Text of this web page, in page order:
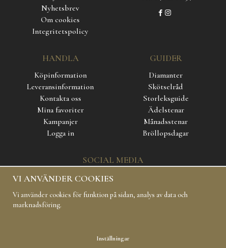
Nyhetsbrev
Om cookies
Integritetspolicy
HANDLA
Köpinformation
Leveransinformation
Kontakta oss
Mina favoriter
Kampanjer
Logga in
GUIDER
Diamanter
Skötselråd
Storleksguide
Ädelstenar
Månadsstenar
Bröllopsdagar
SOCIAL MEDIA
VI ANVÄNDER COOKIES
Vi använder cookies för funktion på sidan, analys av data och
marknadsföring.
Inställningar